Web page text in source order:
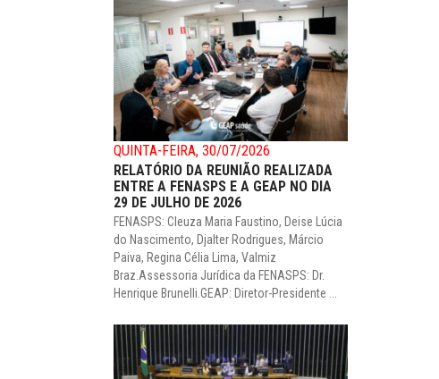
QUINTA-FEIRA, 30/07/2026
RELATÓRIO DA REUNIÃO REALIZADA
ENTRE A FENASPS E A GEAP NO DIA
29 DE JULHO DE 2026
FENASPS: Cleuza Maria Faustino, Deise Lúcia
do Nascimento, Djalter Rodrigues, Márcio
Paiva, Regina Célia Lima, Valmiz
Braz.Assessoria Jurídica da FENASPS: Dr.
Henrique Brunelli.GEAP: Diretor-Presidente ...